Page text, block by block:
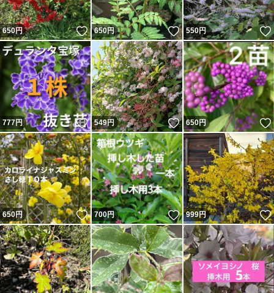
650円 いいね！
650円 いいね！
550円
777円 いいね！
549円 いいね！
650円
650円 いいね！
700円 いいね！
999円